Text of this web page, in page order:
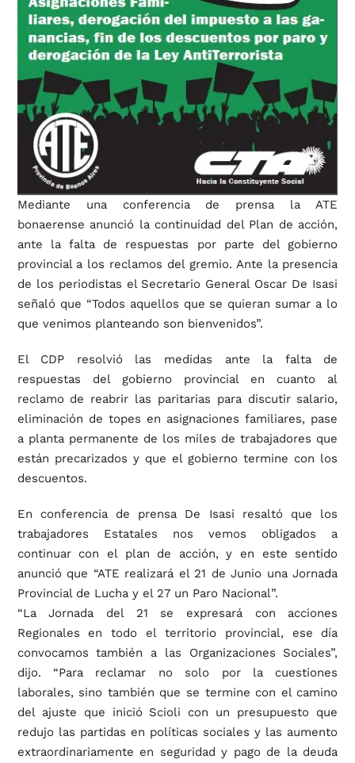
Mediante una conferencia de prensa la ATE
bonaerense anunció la continuidad del Plan de acción,
ante la falta de respuestas por parte del gobierno
provincial a los reclamos del gremio. Ante la presencia
de los periodistas el Secretario General Oscar De Isasi
señaló que “Todos aquellos que se quieran sumar a lo
que venimos planteando son bienvenidos”.
El CDP resolvió las medidas ante la falta de
respuestas del gobierno provincial en cuanto al
reclamo de reabrir las paritarias para discutir salario,
eliminación de topes en asignaciones familiares, pase
a planta permanente de los miles de trabajadores que
están precarizados y que el gobierno termine con los
descuentos.
En conferencia de prensa De Isasi resaltó que los
trabajadores Estatales nos vemos obligados a
continuar con el plan de acción, y en este sentido
anunció que “ATE realizará el 21 de Junio una Jornada
Provincial de Lucha y el 27 un Paro Nacional”.
“La Jornada del 21 se expresará con acciones
Regionales en todo el territorio provincial, ese día
convocamos también a las Organizaciones Sociales”,
dijo. “Para reclamar no solo por la cuestiones
laborales, sino también que se termine con el camino
del ajuste que inició Scioli con un presupuesto que
redujo las partidas en políticas sociales y las aumento
extraordinariamente en seguridad y pago de la deuda